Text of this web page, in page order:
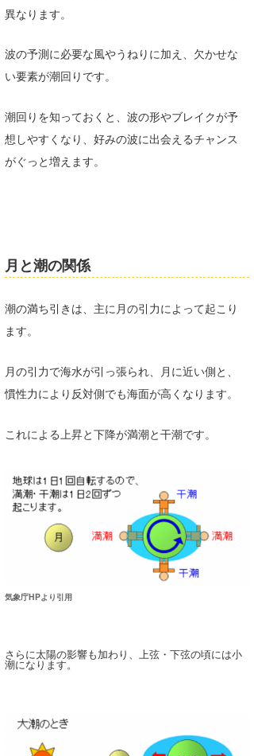
異なります。
波の予測に必要な風やうねりに加え、欠かせな
い要素が潮回りです。
潮回りを知っておくと、波の形やブレイクが予
想しやすくなり、好みの波に出会えるチャンス
がぐっと増えます。
月と潮の関係
潮の満ち引きは、主に月の引力によって起こり
ます。
月の引力で海水が引っ張られ、月に近い側と、
慣性力により反対側でも海面が高くなります。
これによる上昇と下降が満潮と干潮です。
気象庁HPより引用
さらに太陽の影響も加わり、上弦・下弦の頃には小
潮になります。
ライター/寄稿メディア
Core Surf Japan
Yoshiyuki Obata
arukasvision
CBA Films
WAVAL
中浦“JET”章
嵯峨明日香
田原啓江
NOBUFUKU
喜納海人
☆加藤
+☆maki☆+
chan-U
G◎Da
KID
KOBU
MIN
OYZ
Soulman
波伝説